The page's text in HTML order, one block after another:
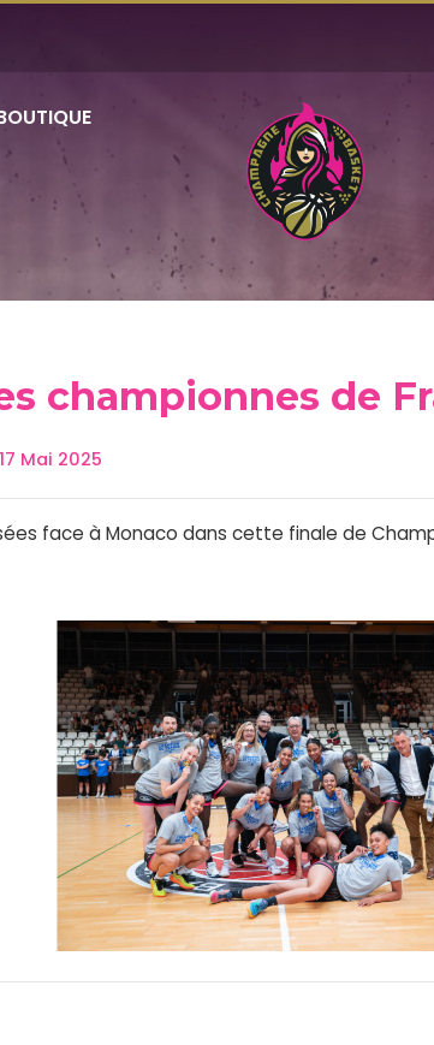
championnes de
Mai 2025
face à Monaco dans cette finale de